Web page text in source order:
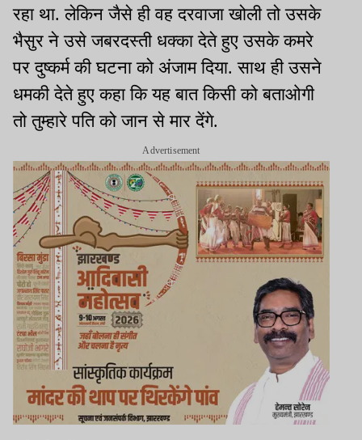
रहा था. लेकिन जैसे ही वह दरवाजा खोली तो उसके
भैसुर ने उसे जबरदस्ती धक्का देते हुए उसके कमरे
पर दुष्कर्म की घटना को अंजाम दिया. साथ ही उसने
धमकी देते हुए कहा कि यह बात किसी को बताओगी
तो तुम्हारे पति को जान से मार देंगे.
Advertisement